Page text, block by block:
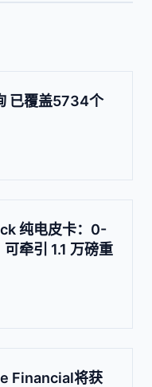
已覆盖5734个
纯电皮卡：0-
牵引 1.1 万磅重
Financial将获